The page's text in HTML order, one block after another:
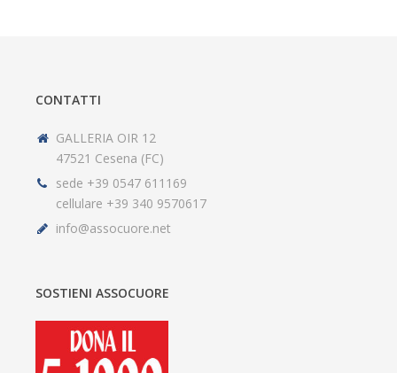
CONTATTI
GALLERIA OIR 12
47521 Cesena (FC)
sede +39 0547 611169
cellulare +39 340 9570617
info@assocuore.net
SOSTIENI ASSOCUORE